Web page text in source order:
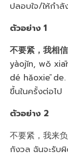
ปลอบใจ/ให้กำ
ตัวอย่าง 1
不要紧，我相
yàojǐn, wǒ
dé hǎoxiē de.
ขึ้นในครั้งต่อไป
ตัวอย่าง 2
不要紧，我来
กังวล ฉันจะรับ